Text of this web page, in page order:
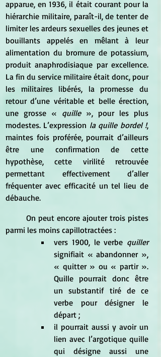
apparue, en 1936, il était courant pour la
hiérarchie militaire, paraît-il, de tenter de
limiter les ardeurs sexuelles des jeunes et
bouillants appelés en mêlant à leur
alimentation du bromure de potassium,
produit anaphrodisiaque par excellence.
La fin du service militaire était donc, pour
les militaires libérés, la promesse du
retour d’une véritable et belle érection,
une grosse « quille », pour les plus
modestes. L’expression la quille bordel !,
maintes fois proférée, pourrait d’ailleurs
être une confirmation de cette
hypothèse, cette virilité retrouvée
permettant effectivement d’aller
fréquenter avec efficacité un tel lieu de
débauche.
parmi les moins capillotractées :
vers 1900, le verbe
quiller
signifiait « abandonner »,
« quitter » ou « partir ».
Quille pourrait donc être
un substantif tiré de ce
verbe pour désigner le
départ ;
il pourrait aussi y avoir un
lien avec l’argotique quille
qui désigne aussi une